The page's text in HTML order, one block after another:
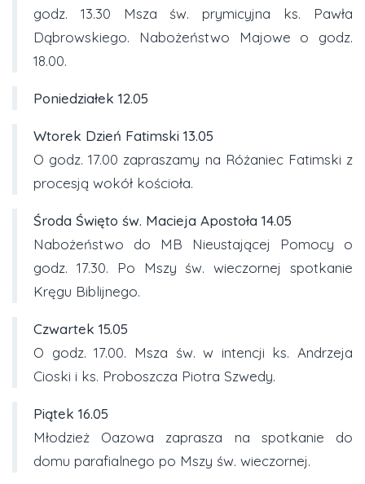
godz. 13.30 Msza św. prymicyjna ks. Pawła
Dąbrowskiego. Nabożeństwo Majowe o godz.
18.00.
Poniedziałek 12.05
Wtorek Dzień Fatimski 13.05
O godz. 17.00 zapraszamy na Różaniec Fatimski z
procesją wokół kościoła.
Środa Święto św. Macieja Apostoła 14.05
Nabożeństwo do MB Nieustającej Pomocy o
godz. 17.30. Po Mszy św. wieczornej spotkanie
Kręgu Biblijnego.
Czwartek 15.05
O godz. 17.00. Msza św. w intencji ks. Andrzeja
Cioski i ks. Proboszcza Piotra Szwedy.
Piątek 16.05
Młodzież Oazowa zaprasza na spotkanie do
domu parafialnego po Mszy św. wieczornej.